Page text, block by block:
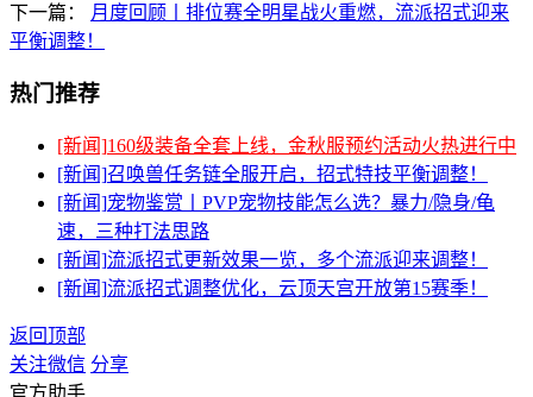
下一篇：
月度回顾丨排位赛全明星战火重燃，流派招式迎来
平衡调整！
热门推荐
[新闻]160级装备全套上线，金秋服预约活动火热进行中
[新闻]召唤兽任务链全服开启，招式特技平衡调整！
[新闻]宠物鉴赏丨PVP宠物技能怎么选？暴力/隐身/龟
速，三种打法思路
[新闻]流派招式更新效果一览，多个流派迎来调整！
[新闻]流派招式调整优化，云顶天宫开放第15赛季！
返回顶部
关注微信 分享